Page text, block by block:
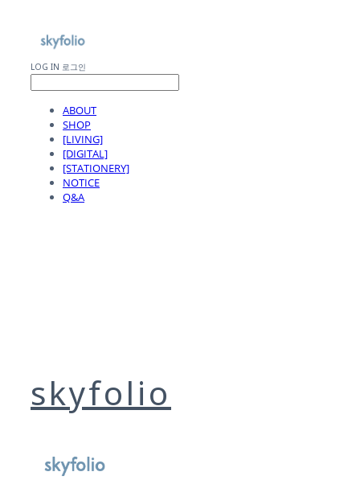
LOG IN 로그인
ABOUT
SHOP
[LIVING]
[DIGITAL]
[STATIONERY]
NOTICE
Q&A
skyfolio